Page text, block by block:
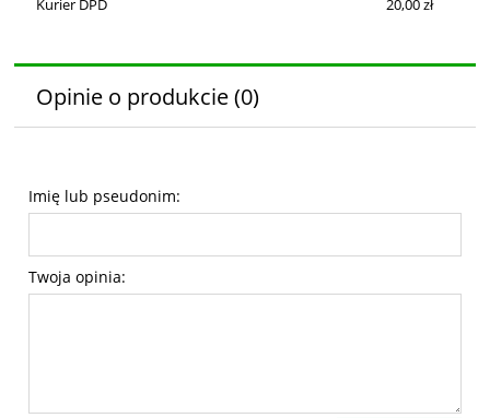
Kurier DPD 20,00 zł
Opinie o produkcie (0)
Imię lub pseudonim:
Twoja opinia: